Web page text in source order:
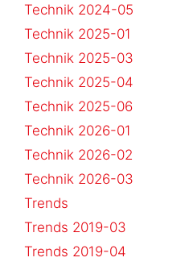
Technik 2024-05
Technik 2025-01
Technik 2025-03
Technik 2025-04
Technik 2025-06
Technik 2026-01
Technik 2026-02
Technik 2026-03
Trends
Trends 2019-03
Trends 2019-04